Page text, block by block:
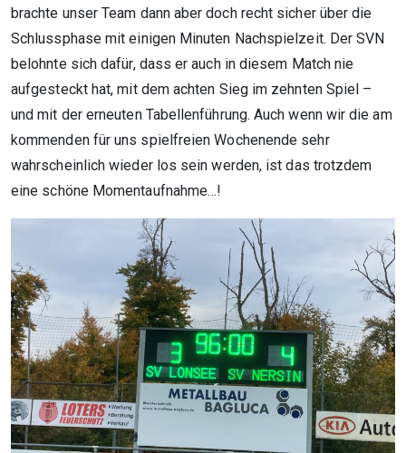
brachte unser Team dann aber doch recht sicher über die
Schlussphase mit einigen Minuten Nachspielzeit. Der SVN
belohnte sich dafür, dass er auch in diesem Match nie
aufgesteckt hat, mit dem achten Sieg im zehnten Spiel –
und mit der erneuten Tabellenführung. Auch wenn wir die am
kommenden für uns spielfreien Wochenende sehr
wahrscheinlich wieder los sein werden, ist das trotzdem
eine schöne Momentaufnahme…!